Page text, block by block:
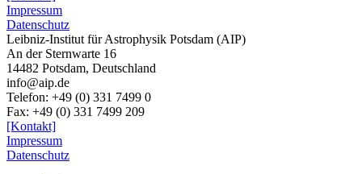
Impressum
Datenschutz
Leibniz-Institut für Astrophysik Potsdam (AIP)
An der Sternwarte 16
14482 Potsdam, Deutschland
info@aip.de
Telefon: +49 (0) 331 7499 0
Fax: +49 (0) 331 7499 209
[Kontakt]
Impressum
Datenschutz